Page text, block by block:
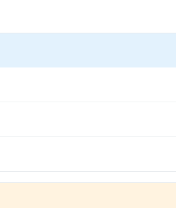
van de spreekkamers over
is geheel afgewerkt
led verlichting, lamellen en
Dit tezamen met de